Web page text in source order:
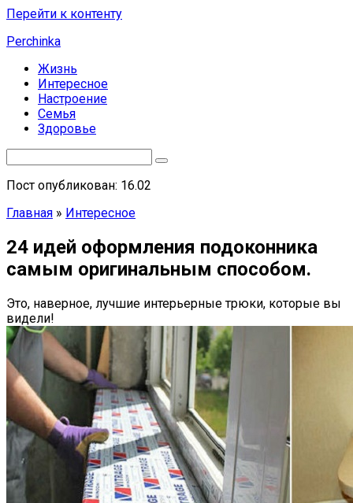
Перейти к контенту
Perchinka
Жизнь
Интересное
Настроение
Семья
Здоровье
Пост опубликован: 16.02
Главная » Интересное
24 идей оформления подоконника
самым оригинальным способом.
Это, наверное, лучшие интерьерные трюки, которые вы
видели!